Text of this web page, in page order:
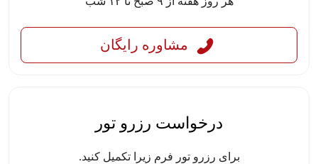
مشاوره رایگان
درخواست رزرو تور
برای رزرو تور فرم زیرا تکمیل کنید.